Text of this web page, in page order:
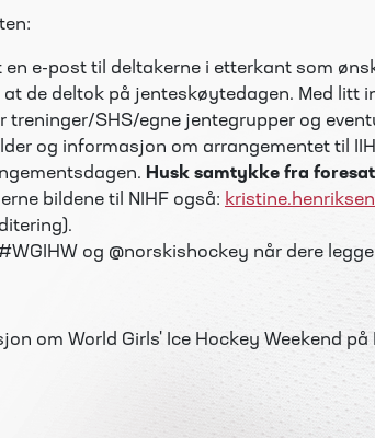
en e-post til deltakerne i etterkant som
at de deltok på jenteskøytedagen. Med litt
treninger/SHS/egne jentegrupper og
og informasjon om arrangementet til
Husk samtykke fra
bildene til NIHF også:
og @norskishockey når dere
om World Girls' Ice Hockey Weekend på